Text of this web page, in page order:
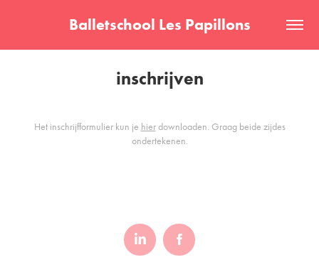
Balletschool Les Papillons
inschrijven
Het inschrijfformulier kun je hierdownloaden. Graag beide zijdes
ondertekenen.